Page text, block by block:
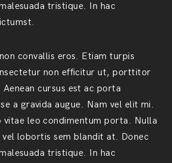
tristique. In hac
convallis eros. Etiam turpis
non efficitur ut, porttitor
cursus est ac porta
a gravida augue. Nam vel elit mi.
vitae leo condimentum porta. Nulla
lobortis sem blandit at. Donec
tristique. In hac